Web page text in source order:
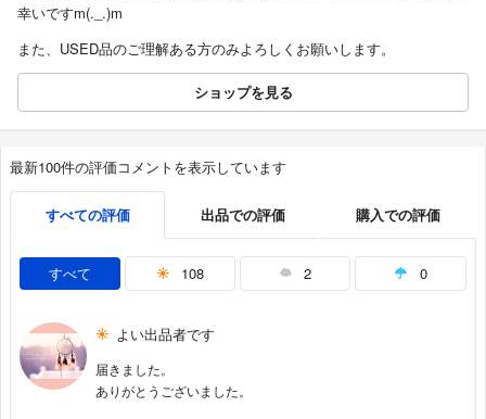
幸いですm(._.)m
また、USED品のご理解ある方のみよろしくお願いします。
ショップを見る
最新100件の評価コメントを表示しています
すべての評価 出品での評価 購入での評価
すべて 108 2 0
よい出品者です
届きました。
ありがとうございました。